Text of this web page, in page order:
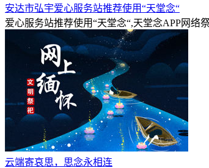
安达市弘宇爱心服务站推荐使用“天堂念“
爱心服务站推荐使用“天堂念“,天堂念APP网
云端寄哀思，思念永相连